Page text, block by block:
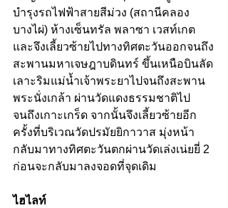
บำรุงรถไฟฟ้าสายสีม่วง (สถานีคลอง
บางไผ่) ห้างเซ็นทรัล พลาซา เวสท์เกต
และจึงเลี้ยวซ้ายไปทางทิศตะวันออกจนถึง
สะพานมหาเจษฎาบดินทร์ ขึ้นเหนือบินลัด
เลาะริมแม่น้ำเจ้าพระยาไปจนถึงสะพาน
พระนั่งเกล้า ผ่านวัดแดงธรรมชาติไป
จนถึงเกาะเกร็ด จากนั้นจึงเลี้ยวซ้ายอีก
ครั้งที่บริเวณวัดปรมัยยิกาวาส มุ่งหน้า
กลับมาทางทิศตะวันตกผ่านวัดเล่งเน่ยยี่ 2
ก่อนจะกลับมาลงจอดที่จุดเดิม
ไฮไลท์